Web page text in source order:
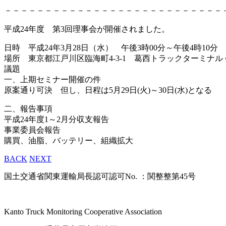
－－－－－－－－－－－－－－－－－－－－－－－－－－－
平成24年度 第3回理事会が開催されました。
日時 平成24年3月28日（水） 午後3時00分～午後4時10分
場所 東京都江戸川区臨海町4-3-1 葛西トラックターミナル
議題
一、上期セミナー開催の件
原案通り可決 但し、日程は5月29日(火)～30日(水)となる
二、報告事項
平成24年度1～2月分収支報告
事業委員会報告
購買、油脂、バッテリー、組織拡大
BACK NEXT
国土交通省関東運輸局長認可認可No. ：関整整第45号
Kanto Truck Monitoring Cooperative Association